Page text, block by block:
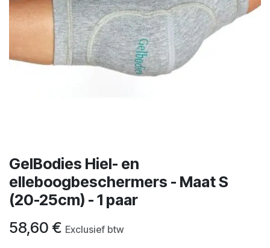
GelBodies Hiel- en
elleboogbeschermers - Maat S
(20-25cm) - 1 paar
58,60 € Exclusief btw